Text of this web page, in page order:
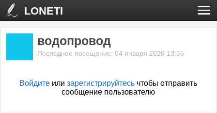
LONETI
водопровод
Последнее посещение: 04 января 2026 13:35
Войдите илизарегистрируйтесь чтобы отправить
сообщение пользователю